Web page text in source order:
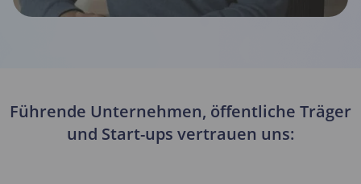
Führende Unternehmen, öffentliche Träger
und Start-ups vertrauen uns: